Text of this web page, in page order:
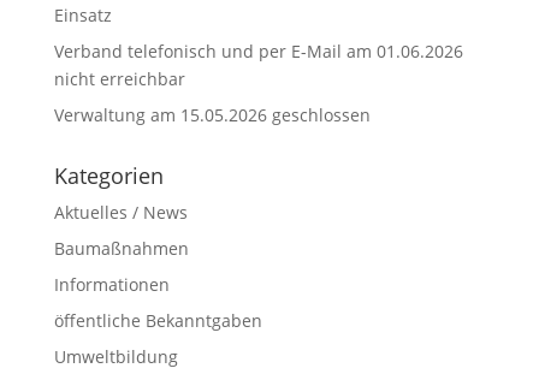
Einsatz
Verband telefonisch und per E-Mail am 01.06.2026
nicht erreichbar
Verwaltung am 15.05.2026 geschlossen
Kategorien
Aktuelles / News
Baumaßnahmen
Informationen
öffentliche Bekanntgaben
Umweltbildung